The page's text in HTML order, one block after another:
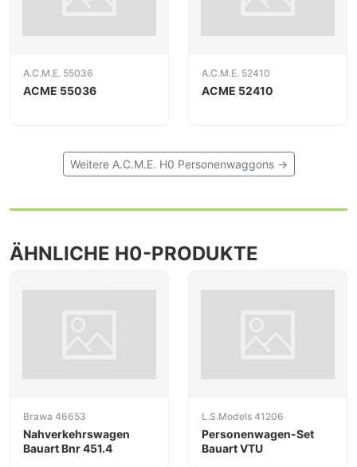
A.C.M.E. 55036
ACME 55036
A.C.M.E. 52410
ACME 52410
Weitere A.C.M.E. H0 Personenwaggons →
ÄHNLICHE H0-PRODUKTE
Brawa 46653
Nahverkehrswagen
Bauart Bnr 451.4
L.S.Models 41206
Personenwagen-Set
Bauart VTU